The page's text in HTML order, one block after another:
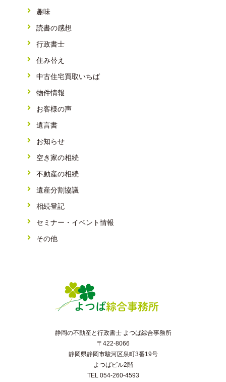
趣味
読書の感想
行政書士
住み替え
中古住宅買取いちば
物件情報
お客様の声
遺言書
お知らせ
空き家の相続
不動産の相続
遺産分割協議
相続登記
セミナー・イベント情報
その他
静岡の不動産と行政書士 よつば綜合事務所
〒422-8066
静岡県静岡市駿河区泉町3番19号
よつばビル2階
TEL 054-260-4593